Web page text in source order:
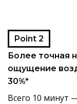
Point 2
Более точная
ощущение
30%*
Всего 10 минут